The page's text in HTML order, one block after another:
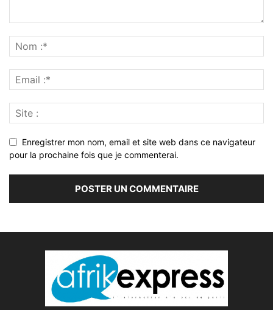
Enregistrer mon nom, email et site web dans ce navigateur
pour la prochaine fois que je commenterai.